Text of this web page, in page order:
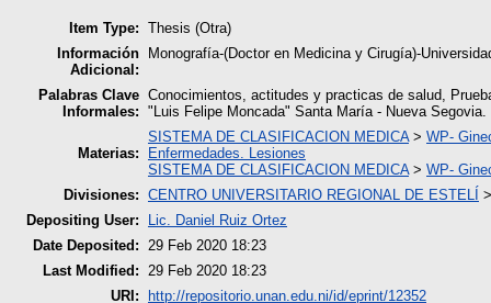
Item Type: Thesis (Otra)
Información
Adicional:
Monografía-(Doctor en Medicina y Cirugía)-
Palabras Clave
Informales:
Conocimientos, actitudes y practicas de salud,
"Luis Felipe Moncada" Santa María - Nueva Segovia.
Materias:
SISTEMA DE CLASIFICACION MEDICA> WP-
Enfermedades. Lesiones
SISTEMA DE CLASIFICACION MEDICA> WP-
Divisiones: CENTRO UNIVERSITARIO REGIONAL DE ESTELÍ
Depositing User:
Lic. Daniel Ruiz Ortez
Date Deposited:
29 Feb 2020 18:23
Last Modified:
29 Feb 2020 18:23
URI:
http://repositorio.unan.edu.ni/id/eprint/12352